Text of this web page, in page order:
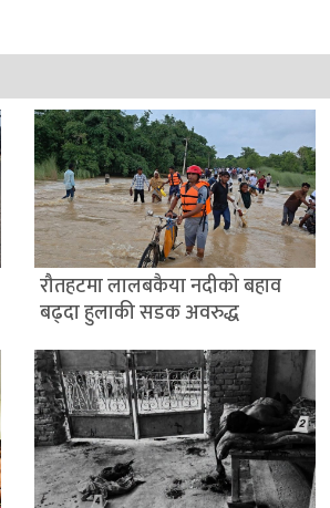
रौतहटमा लालबकैया नदीको बहाव
बढ्दा हुलाकी सडक अवरुद्ध